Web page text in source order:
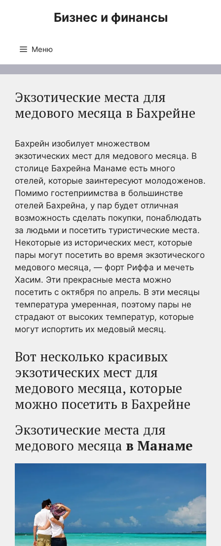
Бизнес и финансы
Меню
Экзотические места для
медового месяца в Бахрейне
Бахрейн изобилует множеством
экзотических мест для медового месяца. В
столице Бахрейна Манаме есть много
отелей, которые заинтересуют молодоженов.
Помимо гостеприимства в большинстве
отелей Бахрейна, у пар будет отличная
возможность сделать покупки, понаблюдать
за людьми и посетить туристические места.
Некоторые из исторических мест, которые
пары могут посетить во время экзотического
медового месяца, — форт Риффа и мечеть
Хасим. Эти прекрасные места можно
посетить с октября по апрель. В эти месяцы
температура умеренная, поэтому пары не
страдают от высоких температур, которые
могут испортить их медовый месяц.
Вот несколько красивых
экзотических мест для
медового месяца, которые
можно посетить в Бахрейне
Экзотические места для
медового месяца в Манаме